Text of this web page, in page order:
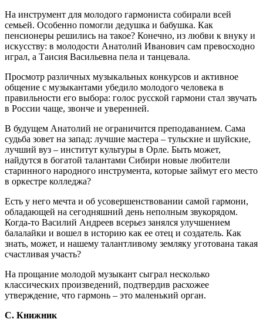
На инструмент для молодого гармониста собирали всей
семьей. Особенно помогли дедушка и бабушка. Как
пенсионеры решились на такое? Конечно, из любви к внуку и
искусству: в молодости Анатолий Иванович сам превосходно
играл, а Таисия Васильевна пела и танцевала.
Просмотр различных музыкальных конкурсов и активное
общение с музыкантами убедило молодого человека в
правильности его выбора: голос русской гармони стал звучать
в России чаще, звонче и уверенней.
В будущем Анатолий не ограничится преподаванием. Сама
судьба зовет на запад: лучшие мастера – тульские и шуйские,
лучший вуз – институт культуры в Орле. Быть может,
найдутся в богатой талантами Сибири новые любители
старинного народного инструмента, которые займут его место
в оркестре колледжа?
Есть у него мечта и об усовершенствовании самой гармони,
обладающей на сегодняшний день неполным звукорядом.
Когда-то Василий Андреев всерьез занялся улучшением
балалайки и вошел в историю как ее отец и создатель. Как
знать, может, и нашему талантливому земляку уготована такая
счастливая участь?
На прощание молодой музыкант сыграл несколько
классических произведений, подтвердив расхожее
утверждение, что гармонь – это маленький орган.
С. Книжник